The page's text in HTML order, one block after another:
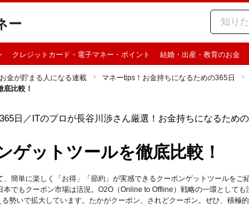
ー
クレジットカード・電子マネー・ポイント 結婚・出産・教育のお金
お金が貯まる人になる連載 マネーtips！お金持ちになるための365日
比較！
日 ／ITのプロが長谷川渉さん厳選！お金持ちになるため
ゲットツールを徹底比較！
簡単に楽しく「お得」「節約」が実感できるクーポンゲットツールをご
でもクーポン市場は活況。O2O（Online to Offline）戦略の一環としても
勢いで拡大しています。たかがクーポン、されどクーポン。ぜひ、積極